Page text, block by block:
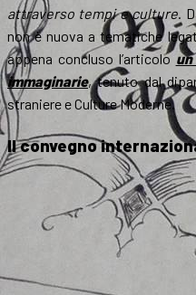
attraverso tempi e culture.
non è nuova a tematiche
appena concluso l’articolo
immaginarie, tenuto dal
straniere e Culture Moderne.
Il convegno